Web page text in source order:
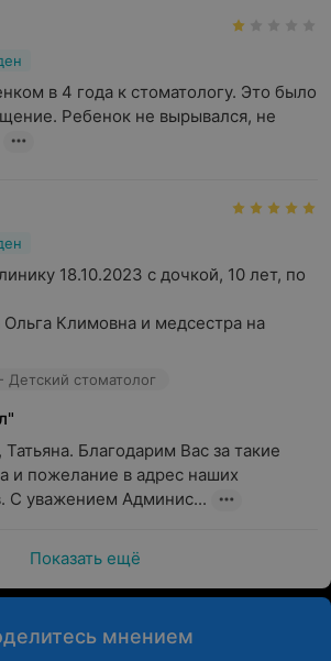
в 4 года к стоматологу. Это было
Ребенок не вырывался, не
18.10.2023 с дочкой, 10 лет, по
Климовна и медсестра на
Детский стоматолог
Татьяна. Благодарим Вас за такие
и пожелание в адрес наших
С уважением Админис...
Показать ещё
мнением